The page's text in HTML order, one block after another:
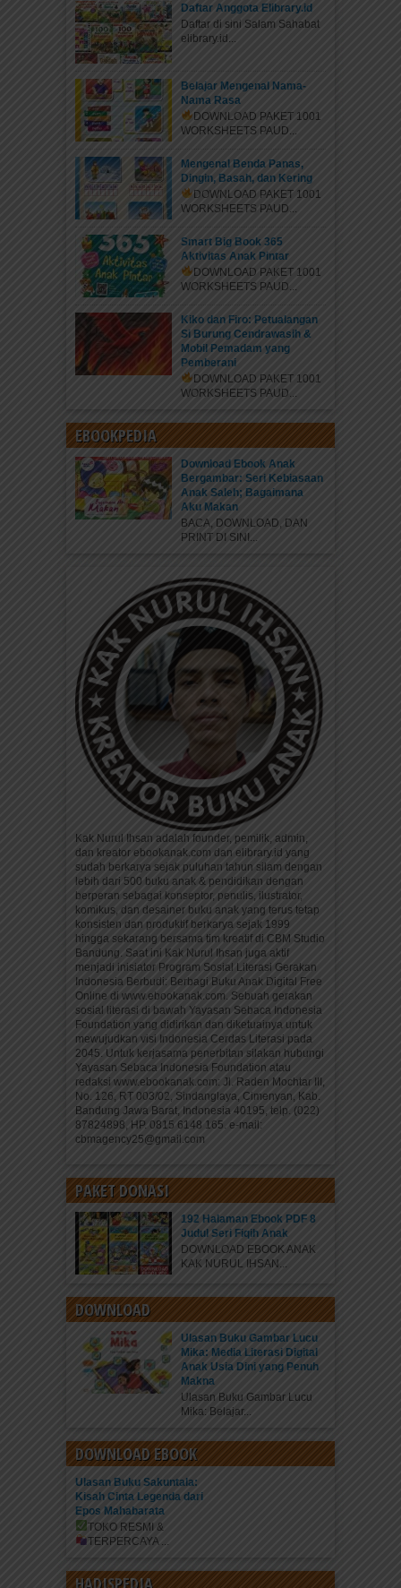
Daftar Anggota Elibrary.id
Daftar di sini Salam Sahabat
elibrary.id...
Belajar Mengenal Nama-
Nama Rasa
DOWNLOAD PAKET 1001
WORKSHEETS PAUD...
Mengenal Benda Panas,
Dingin, Basah, dan Kering
DOWNLOAD PAKET 1001
WORKSHEETS PAUD...
Smart Big Book 365
Aktivitas Anak Pintar
DOWNLOAD PAKET 1001
WORKSHEETS PAUD...
Kiko dan Firo: Petualangan
Si Burung Cendrawasih &
Mobil Pemadam yang
Pemberani
DOWNLOAD PAKET 1001
WORKSHEETS PAUD...
EBOOKPEDIA
Download Ebook Anak
Bergambar: Seri Kebiasaan
Anak Saleh; Bagaimana
Aku Makan
BACA, DOWNLOAD, DAN
PRINT DI SINI...
Kak Nurul Ihsan adalah founder, pemilik, admin,
dan kreator ebookanak.com dan elibrary.id yang
sudah berkarya sejak puluhan tahun silam dengan
lebih dari 500 buku anak & pendidikan dengan
berperan sebagai konseptor, penulis, ilustrator,
komikus, dan desainer buku anak yang terus tetap
konsisten dan produktif berkarya sejak 1999
hingga sekarang bersama tim kreatif di CBM Studio
Bandung. Saat ini Kak Nurul Ihsan juga aktif
menjadi inisiator Program Sosial Literasi Gerakan
Indonesia Berbudi: Berbagi Buku Anak Digital Free
Online di www.ebookanak.com. Sebuah gerakan
sosial literasi di bawah Yayasan Sebaca Indonesia
Foundation yang didirikan dan diketuainya untuk
mewujudkan visi Indonesia Cerdas Literasi pada
2045. Untuk kerjasama penerbitan silakan hubungi
Yayasan Sebaca Indonesia Foundation atau
redaksi www.ebookanak.com: Jl. Raden Mochtar III,
No. 126, RT 003/02, Sindanglaya, Cimenyan, Kab.
Bandung Jawa Barat, Indonesia 40195, telp. (022)
87824898, HP. 0815 6148 165. e-mail:
cbmagency25@gmail.com
PAKET DONASI
192 Halaman Ebook PDF 8
Judul Seri Fiqih Anak
DOWNLOAD EBOOK ANAK
KAK NURUL IHSAN...
DOWNLOAD
Ulasan Buku Gambar Lucu
Mika: Media Literasi Digital
Anak Usia Dini yang Penuh
Makna
Ulasan Buku Gambar Lucu
Mika: Belajar...
DOWNLOAD EBOOK
Ulasan Buku Sakuntala:
Kisah Cinta Legenda dari
Epos Mahabarata
TOKO RESMI &
TERPERCAYA ...
HADISPEDIA